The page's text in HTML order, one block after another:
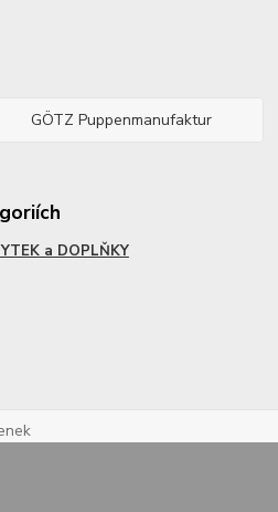
GÖTZ Puppenmanufaktur
a DOPLŇKY